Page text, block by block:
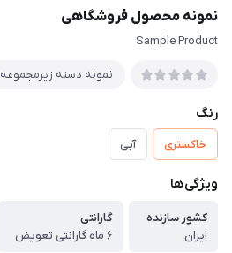
نمونه محصول فروشگاهی
Sample Product
نمونه دسته زیرمجموعه
رنگ
خاکستری آبی
ویژگی‌ها
کشور سازنده
ایران
گارانتی
۶ ماه گارانتی تعویض